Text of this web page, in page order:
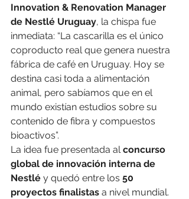
Innovation & Renovation Manager
de Nestlé Uruguay, la chispa fue
inmediata: “La cascarilla es el único
coproducto real que genera nuestra
fábrica de café en Uruguay. Hoy se
destina casi toda a alimentación
animal, pero sabíamos que en el
mundo existían estudios sobre su
contenido de fibra y compuestos
bioactivos”.
La idea fue presentada al concurso
global de innovación interna de
Nestlé y quedó entre los 50
proyectos finalistas a nivel mundial.